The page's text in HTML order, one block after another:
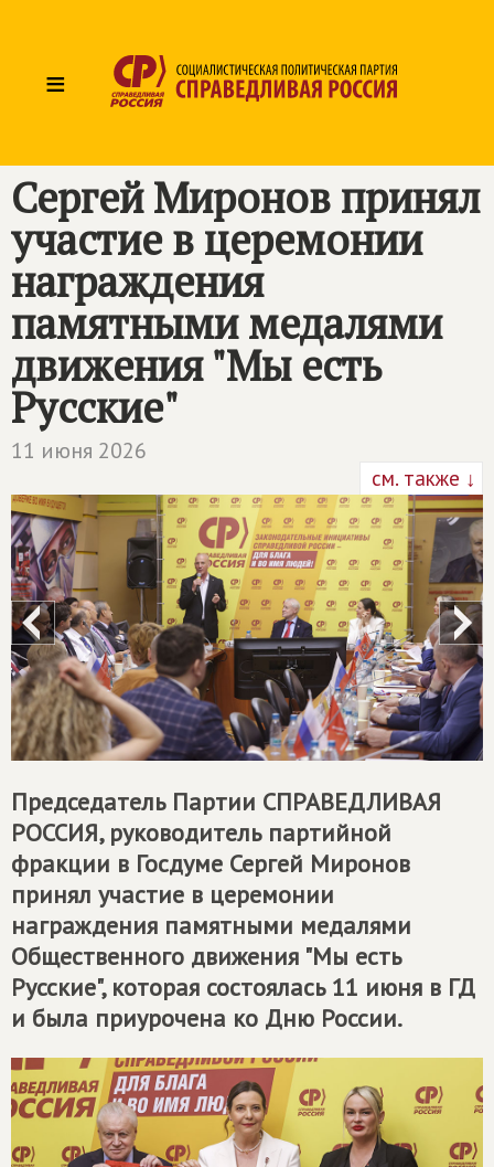
≡
Сергей Миронов принял
участие в церемонии
награждения
памятными медалями
движения "Мы есть
Русские"
11 июня 2026
см. также ↓
Председатель Партии СПРАВЕДЛИВАЯ
РОССИЯ, руководитель партийной
фракции в Госдуме Сергей Миронов
принял участие в церемонии
награждения памятными медалями
Общественного движения "Мы есть
Русские", которая состоялась 11 июня в ГД
и была приурочена ко Дню России.